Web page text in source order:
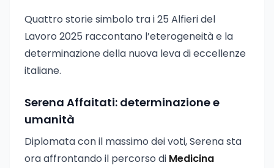
Quattro storie simbolo tra i 25 Alfieri del
Lavoro 2025 raccontano l’eterogeneità e la
determinazione della nuova leva di eccellenze
italiane.
Serena Affaitati: determinazione e
umanità
Diplomata con il massimo dei voti, Serena sta
ora affrontando il percorso di Medicina